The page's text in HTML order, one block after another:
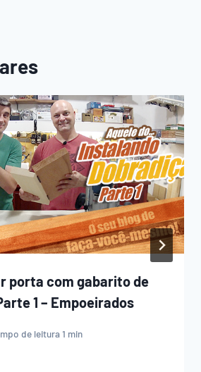
porta com gabarito de
1 – Empoeirados
de leitura1 min